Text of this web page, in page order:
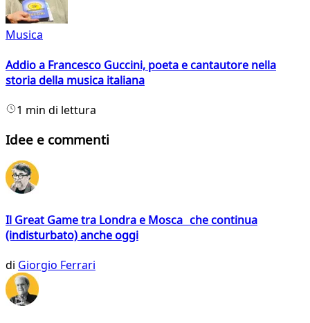
Musica
Addio a Francesco Guccini, poeta e cantautore nella
storia della musica italiana
1 min di lettura
Idee e commenti
Il Great Game tra Londra e Mosca che continua
(indisturbato) anche oggi
di Giorgio Ferrari